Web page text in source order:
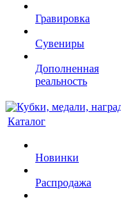
Гравировка
Сувениры
Дополненная
реальность
Каталог
Новинки
Распродажа